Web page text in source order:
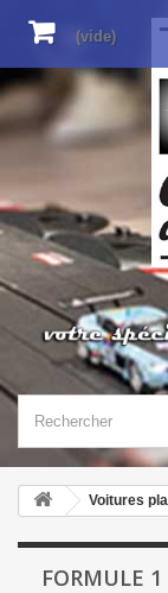
(vide)
Voitures
FORMULE